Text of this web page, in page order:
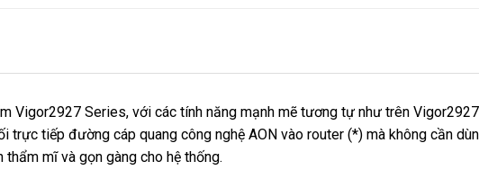
Vigor2927 Series, với các tính năng mạnh mẽ tương tự như trên
trực tiếp đường cáp quang công nghệ AON vào router (*) mà không cần
mĩ và gọn gàng cho hệ thống.